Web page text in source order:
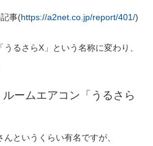
事(https://a2net.co.jp/report/401/)
うるさらX」という名称に変わり、
ームエアコン「うるさら
というくらい有名ですが、